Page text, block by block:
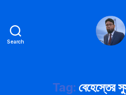
Search
Tag: বেহেস্তের